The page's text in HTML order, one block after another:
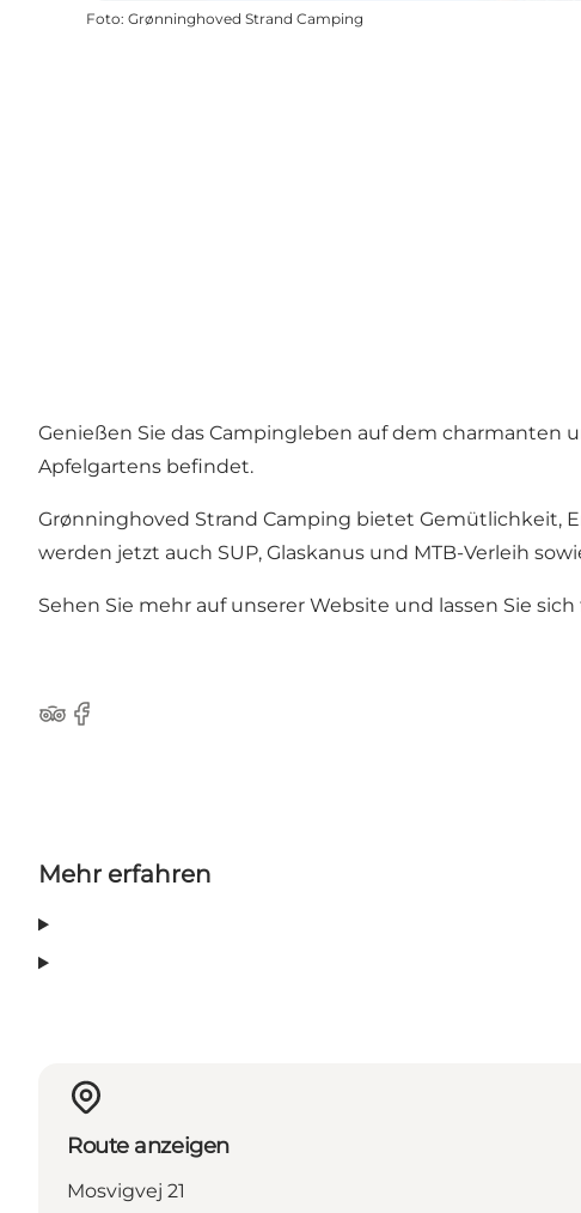
Foto: Grønninghoved Strand Camping
Genießen Sie das Campingleben auf dem
Apfelgartens befindet.
Grønninghoved Strand Camping bietet Gemütlichkeit,
werden jetzt auch SUP, Glaskanus und MTB-Verleih
Sehen Sie mehr auf unserer Website und lassen Sie
TripAdvisor
Facebook
Mehr erfahren
Route anzeigen
Mosvigvej 21